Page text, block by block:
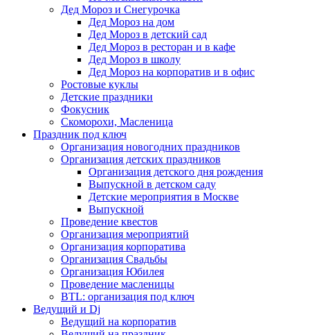
Дед Мороз и Снегурочка
Дед Мороз на дом
Дед Мороз в детский сад
Дед Мороз в ресторан и в кафе
Дед Мороз в школу
Дед Мороз на корпоратив и в офис
Ростовые куклы
Детские праздники
Фокусник
Скоморохи, Масленица
Праздник под ключ
Организация новогодних праздников
Организация детских праздников
Организация детского дня рождения
Выпускной в детском саду
Детские мероприятия в Москве
Выпускной
Проведение квестов
Организация мероприятий
Организация корпоратива
Организация Свадьбы
Организация Юбилея
Проведение масленицы
BTL: организация под ключ
Ведущий и Dj
Ведущий на корпоратив